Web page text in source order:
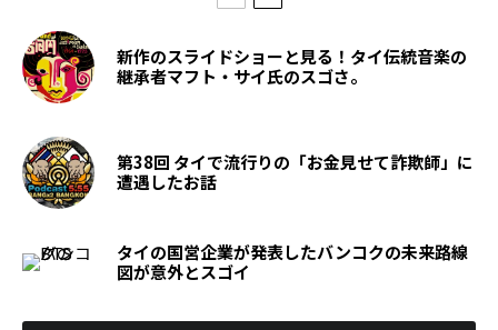
新作のスライドショーと見る！タイ伝統音楽の
継承者マフト・サイ氏のスゴさ。
第38回 タイで流行りの「お金見せて詐欺師」に
遭遇したお話
タイの国営企業が発表したバンコクの未来路線
図が意外とスゴイ